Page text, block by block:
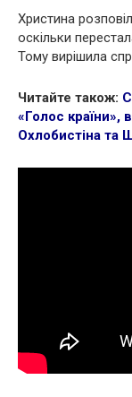
Христина
оскільки
Тому вирішила
Читайте також:
«Голос країни»,
Охлобистіна та